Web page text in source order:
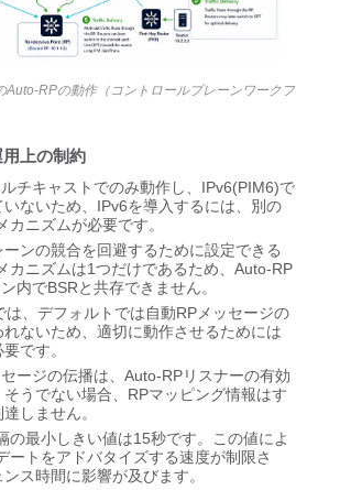
Auto-RPの動作（コントロールプレーンワークフ
上の制約
チキャストでのみ動作し、IPv6(PIM6)で
ないため、IPv6を導入するには、別の
カニズムが必要です。
ンの競合を回避するために設定できる
カニズムは1つだけであるため、Auto-RP
内でBSRと共存できません。
は、デフォルトでは自動RPメッセージの
ないため、適切に動作させるためには
です。
ージの伝播は、Auto-RPリスナーの有効
うでない場合、RPマッピング情報はす
しません。
の最小しきい値は15秒です。この値によ
ートをアドバタイズする速度が制限さ
ス時間に影響が及びます。